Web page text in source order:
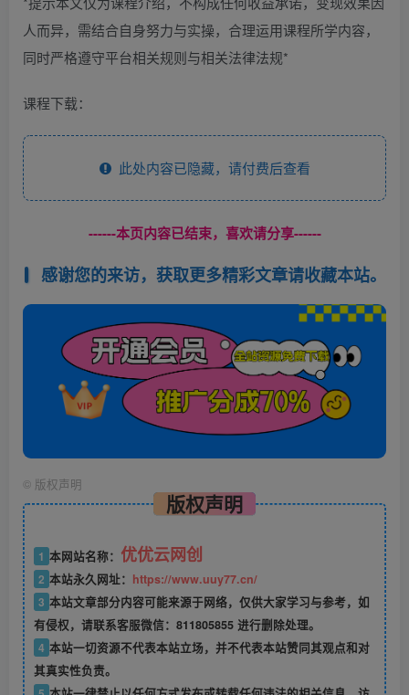
人而异，需结合自身努力与实操，合理运用课程所学内容，
同时严格遵守平台相关规则与相关法律法规*
课程下载：
此处内容已隐藏，请付费后查看
------本页内容已结束，喜欢请分享------
感谢您的来访，获取更多精彩文章请收藏本站。
© 版权声明
版权声明
1 本网站名称： 优优云网创
2 本站永久网址： https://www.uuy77.cn/
3 本站文章部分内容可能来源于网络，仅供大家学习与参考，如
有侵权，请联系客服微信：811805855 进行删除处理。
4 本站一切资源不代表本站立场，并不代表本站赞同其观点和对
其真实性负责。